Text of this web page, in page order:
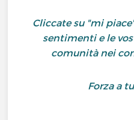
Cliccate su "mi
sentimenti e le
comunità nei
Forza a